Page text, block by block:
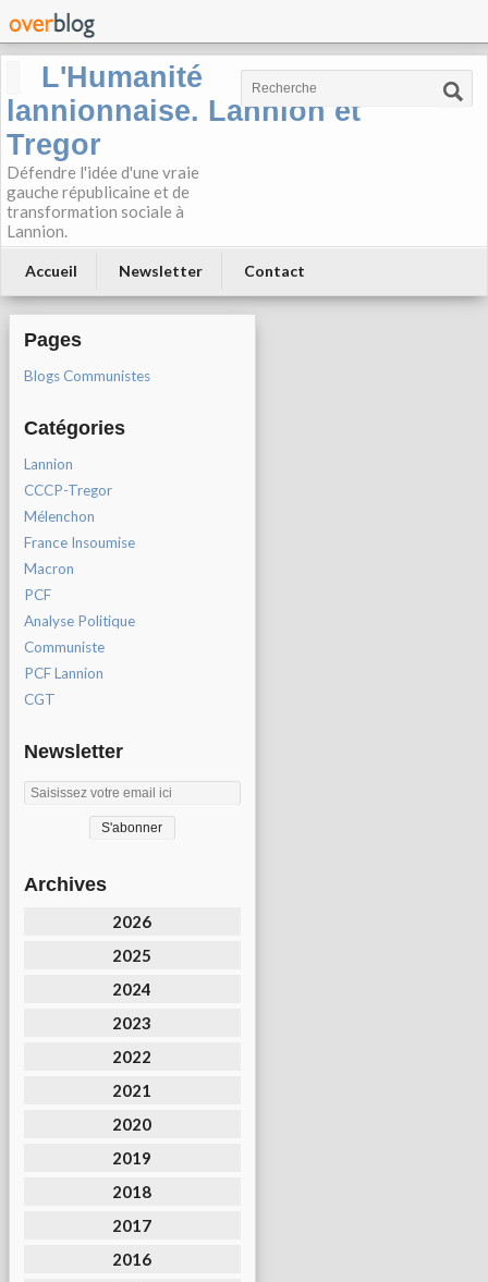
L'Humanité
lannionnaise. Lannion et
Tregor
Défendre l'idée d'une vraie
gauche républicaine et de
transformation sociale à
Lannion.
Accueil Newsletter Contact
Pages
Blogs Communistes
Catégories
Lannion
CCCP-Tregor
Mélenchon
France Insoumise
Macron
PCF
Analyse Politique
Communiste
PCF Lannion
CGT
Newsletter
Archives
2026
2025
2024
2023
2022
2021
2020
2019
2018
2017
2016